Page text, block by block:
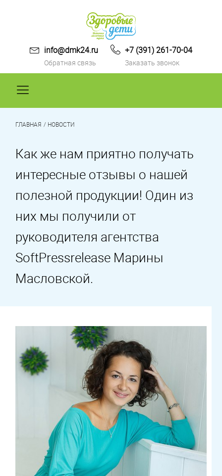
info@dmk24.ru
Обратная связь
+7 (391) 261-70-04
Заказать звонок
ВОПРОС-ОТВЕТ
О НАС
ОТЗЫВЫ
ГЛАВНАЯ НОВОСТИ
Как же нам приятно получать
интересные отзывы о нашей
полезной продукции! Один из
них мы получили от
руководителя агентства
SoftPressrelease Марины
Масловской.